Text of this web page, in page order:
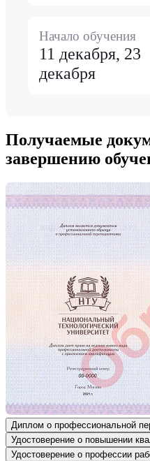
Начало обучения
11 декабря, 23
декабря
Получаемые
завершению
Диплом о профессиональной
Удостоверение о повышении
Удостоверение о профессии